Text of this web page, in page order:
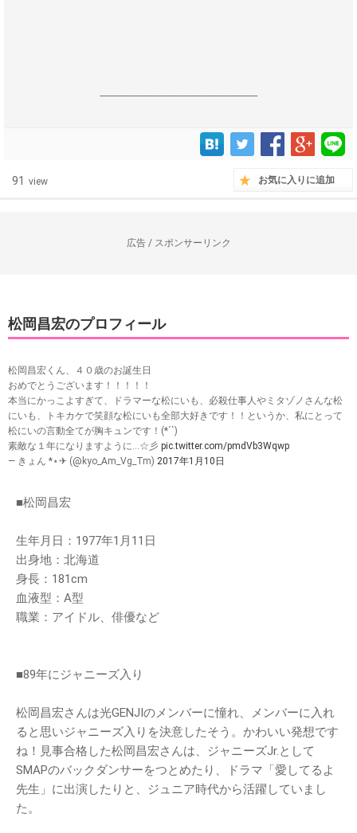
------------------------------------------------------------------
91 view お気に入りに追加
広告 / スポンサーリンク
松岡昌宏のプロフィール
松岡昌宏くん、４０歳のお誕生日
おめでとうございます！！！！！
本当にかっこよすぎて、ドラマーな松にいも、必殺仕事人やミタゾノさんな松
にいも、トキカケで笑顔な松にいも全部大好きです！！というか、私にとって
松にいの言動全てが胸キュンです！(*´`)
素敵な１年になりますように…☆彡 pic.twitter.com/pmdVb3Wqwp
— きょん *⋆✈︎ (@kyo_Am_Vg_Tm) 2017年1月10日
■松岡昌宏
生年月日：1977年1月11日
出身地：北海道
身長：181cm
血液型：A型
職業：アイドル、俳優など
■89年にジャニーズ入り
松岡昌宏さんは光GENJIのメンバーに憧れ、メンバーに入れ
ると思いジャニーズ入りを決意したそう。かわいい発想です
ね！見事合格した松岡昌宏さんは、ジャニーズJr.として
SMAPのバックダンサーをつとめたり、ドラマ「愛してるよ
先生」に出演したりと、ジュニア時代から活躍していまし
た。